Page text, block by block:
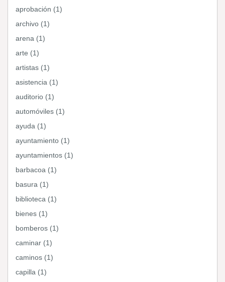
aprobación (1)
archivo (1)
arena (1)
arte (1)
artistas (1)
asistencia (1)
auditorio (1)
automóviles (1)
ayuda (1)
ayuntamiento (1)
ayuntamientos (1)
barbacoa (1)
basura (1)
biblioteca (1)
bienes (1)
bomberos (1)
caminar (1)
caminos (1)
capilla (1)